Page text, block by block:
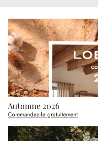
Automne 2026
Commandez-le gratuitement